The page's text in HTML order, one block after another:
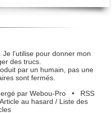
l’utilise pour donner mon
des trucs.
par un humain, pas une
sont fermés.
par Webou-Pro• RSS
Article au hasard / Liste des